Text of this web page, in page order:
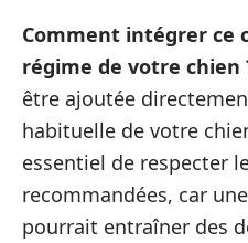
Comment intégrer ce
régime de votre chien
être ajoutée
habituelle de votre
essentiel de respecter
recommandées, car
pourrait entraîner des